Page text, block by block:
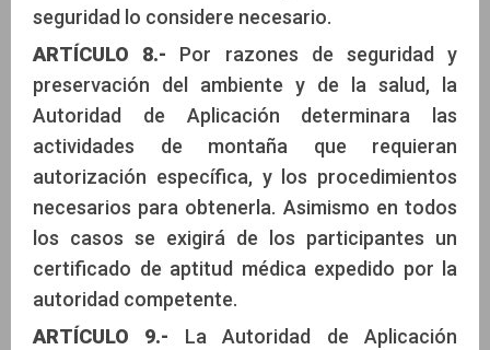
seguridad lo considere necesario.
ARTÍCULO 8.- Por razones de seguridad y
preservación del ambiente y de la salud, la
Autoridad de Aplicación determinara las
actividades de montaña que requieran
autorización específica, y los procedimientos
necesarios para obtenerla. Asimismo en todos
los casos se exigirá de los participantes un
certificado de aptitud médica expedido por la
autoridad competente.
ARTÍCULO 9.- La Autoridad de Aplicación